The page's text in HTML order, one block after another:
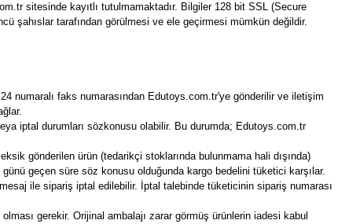
sitesinde kayıtlı tutulmamaktadır. Bilgiler 128 bit SSL (Secure
şahıslar tarafından görülmesi ve ele geçirmesi mümkün değildir.
numaralı faks numarasından Edutoys.com.tr'ye gönderilir ve iletişim
iptal durumları sözkonusu olabilir. Bu durumda; Edutoys.com.tr
gönderilen ürün (tedarikçi stoklarında bulunmama hali dışında)
geçen süre söz konusu olduğunda kargo bedelini tüketici karşılar.
ile sipariş iptal edilebilir. İptal talebinde tüketicinin sipariş numarası
gerekir. Orijinal ambalajı zarar görmüş ürünlerin iadesi kabul